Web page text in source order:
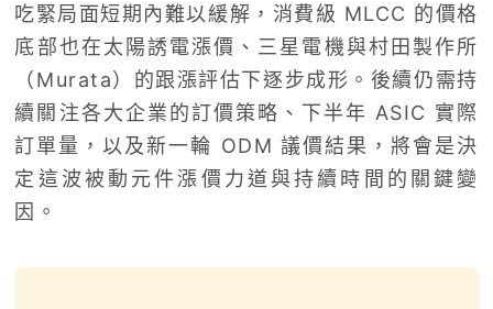
吃緊局面短期內難以緩解，消費級 MLCC 的價格
底部也在太陽誘電漲價、三星電機與村田製作所
（Murata）的跟漲評估下逐步成形。後續仍需持
續關注各大企業的訂價策略、下半年 ASIC 實際
訂單量，以及新一輪 ODM 議價結果，將會是決
定這波被動元件漲價力道與持續時間的關鍵變
因。